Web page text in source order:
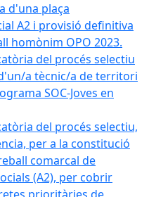
d'una plaça
A2 i provisió definitiva
homònim OPO 2023.
del procés selectiu
a tècnic/a de territori
SOC-Joves en
del procés selectiu,
per a la constitució
comarcal de
(A2), per cobrir